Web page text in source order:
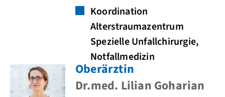
Koordination
Alterstraumazentrum
Spezielle Unfallchirurgie,
Notfallmedizin
Oberärztin
Dr.med. Lilian Goharian